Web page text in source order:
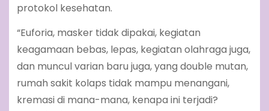
protokol kesehatan.
“Euforia, masker tidak dipakai, kegiatan
keagamaan bebas, lepas, kegiatan olahraga juga,
dan muncul varian baru juga, yang double mutan,
rumah sakit kolaps tidak mampu menangani,
kremasi di mana-mana, kenapa ini terjadi?